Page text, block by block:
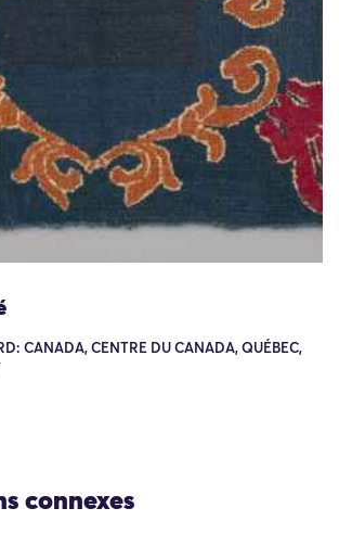
CANADA, CENTRE DU CANADA, QUÉBEC,
connexes